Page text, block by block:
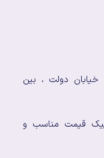
دولت ، بین
قیمت مناسب و